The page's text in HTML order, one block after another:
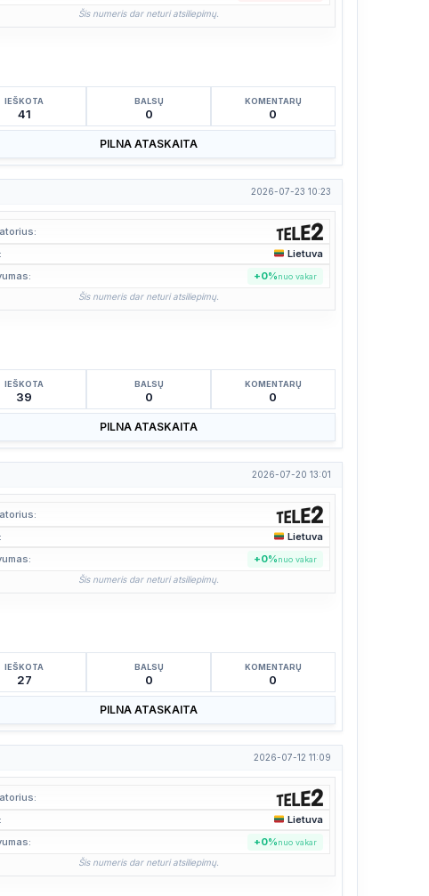
Šis numeris dar neturi atsiliepimų.
IEŠKOTA
41
BALSŲ
0
KOMENTARŲ
0
PILNA ATASKAITA
2026-07-23 10:23
Lietuva
+0%nuo vakar
Šis numeris dar neturi atsiliepimų.
IEŠKOTA
39
BALSŲ
0
KOMENTARŲ
0
PILNA ATASKAITA
2026-07-20 13:01
Lietuva
+0%nuo vakar
Šis numeris dar neturi atsiliepimų.
IEŠKOTA
27
BALSŲ
0
KOMENTARŲ
0
PILNA ATASKAITA
2026-07-12 11:09
Lietuva
+0%nuo vakar
Šis numeris dar neturi atsiliepimų.